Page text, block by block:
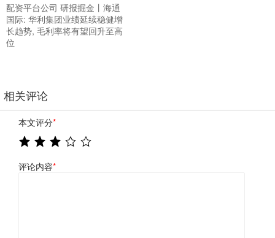
配资平台公司 研报掘金丨海通
国际: 华利集团业绩延续稳健增
长趋势, 毛利率将有望回升至高
位
相关评论
本文评分*
评论内容*